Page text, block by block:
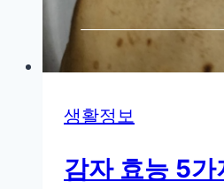
생활정보
감자 효능 5가